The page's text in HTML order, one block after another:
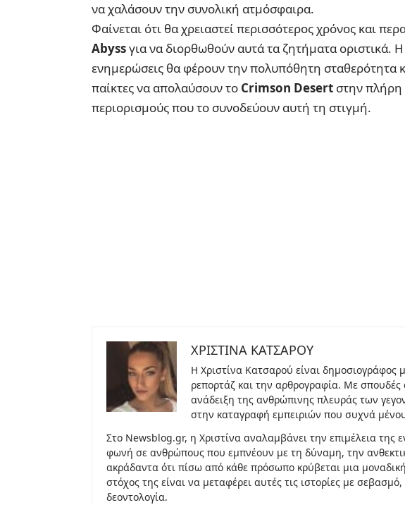
να χαλάσουν την συνολική ατμόσφαιρα.
Φαίνεται ότι θα χρειαστεί περισσότερος χρόνος και
Abyssγια να διορθωθούν αυτά τα ζητήματα οριστικά. Η
ενημερώσεις θα φέρουν την πολυπόθητη σταθερότητα
παίκτες να απολαύσουν το Crimson Desert στην πλήρη
περιορισμούς που το συνοδεύουν αυτή τη στιγμή.
ΧΡΙΣΤΙΝΑ ΚΑΤΣΑΡΟΥ
Η Χριστίνα Κατσαρού είναι δημοσιογράφος
ρεπορτάζ και την αρθρογραφία. Με
ανάδειξη της ανθρώπινης πλευράς των
στην καταγραφή εμπειριών που συχνά
Στο Newsblog.gr, η Χριστίνα αναλαμβάνει την επιμέλεια της
φωνή σε ανθρώπους που εμπνέουν με τη δύναμη, την
ακράδαντα ότι πίσω από κάθε πρόσωπο κρύβεται μια
στόχος της είναι να μεταφέρει αυτές τις ιστορίες με
δεοντολογία.